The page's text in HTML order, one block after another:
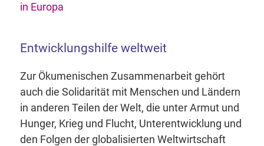
in Europa
Entwicklungshilfe weltweit
Zur Ökumenischen Zusammenarbeit gehört
auch die Solidarität mit Menschen und Ländern
in anderen Teilen der Welt, die unter Armut und
Hunger, Krieg und Flucht, Unterentwicklung und
den Folgen der globalisierten Weltwirtschaft